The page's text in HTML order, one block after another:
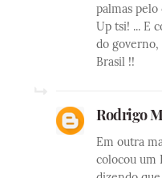
palmas
Up tsi! ... E
do governo,
Brasil !!
Rodrigo M
Em outra
colocou um